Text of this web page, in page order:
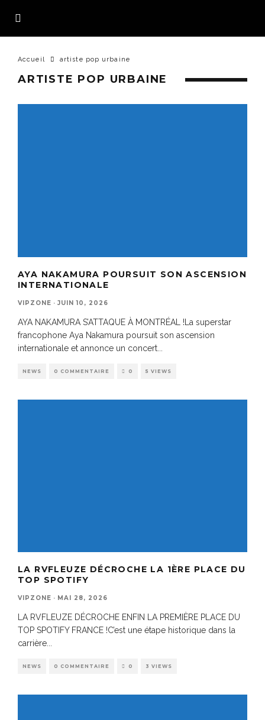
Accueil artiste pop urbaine
ARTISTE POP URBAINE
AYA NAKAMURA POURSUIT SON ASCENSION
INTERNATIONALE
VIPZONE · JUIN 10, 2026
AYA NAKAMURA S’ATTAQUE À MONTRÉAL !La superstar
francophone Aya Nakamura poursuit son ascension
internationale et annonce un concert
NEWS 0 COMMENTAIRE 0 5 VIEWS
LA RVFLEUZE DÉCROCHE LA 1ÈRE PLACE DU
TOP SPOTIFY
VIPZONE · MAI 28, 2026
LA RVFLEUZE DÉCROCHE ENFIN LA PREMIÈRE PLACE DU
TOP SPOTIFY FRANCE !C’est une étape historique dans la
carrière...
NEWS 0 COMMENTAIRE 0 3 VIEWS